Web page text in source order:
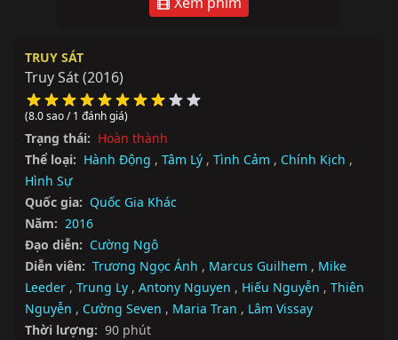
TRUY SÁT
Truy Sát(2016)
(8.0 sao / 1 đánh giá)
Trạng thái: Hoàn thành
Thể loại: Hành Động , Tâm Lý , Tình Cảm , Chính Kịch ,
Hình Sự
Quốc gia: Quốc Gia Khác
Năm: 2016
Đạo diễn: Cường Ngô
Diễn viên: Trương Ngọc Ánh , Marcus Guilhem , Mike
Leeder , Trung Ly , Antony Nguyen , Hiếu Nguyễn , Thiên
Nguyễn , Cường Seven , Maria Tran , Lâm Vissay
Thời lượng: 90 phút